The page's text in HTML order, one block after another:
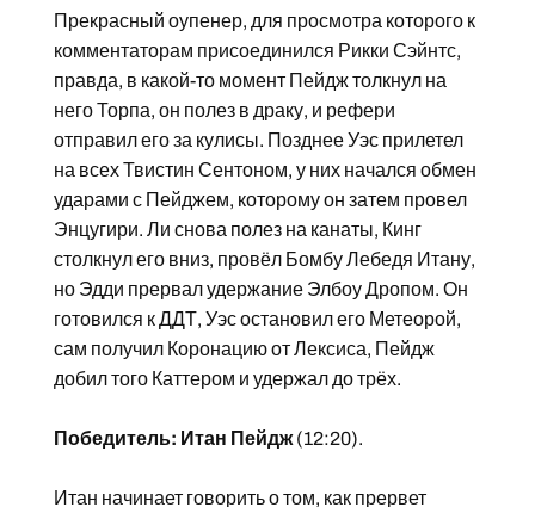
Прекрасный оупенер, для просмотра которого к
комментаторам присоединился Рикки Сэйнтс,
правда, в какой-то момент Пейдж толкнул на
него Торпа, он полез в драку, и рефери
отправил его за кулисы. Позднее Уэс прилетел
на всех Твистин Сентоном, у них начался обмен
ударами с Пейджем, которому он затем провел
Энцугири. Ли снова полез на канаты, Кинг
столкнул его вниз, провёл Бомбу Лебедя Итану,
но Эдди прервал удержание Элбоу Дропом. Он
готовился к ДДТ, Уэс остановил его Метеорой,
сам получил Коронацию от Лексиса, Пейдж
добил того Каттером и удержал до трёх.
Победитель: Итан Пейдж(12:20).
Итан начинает говорить о том, как прервет